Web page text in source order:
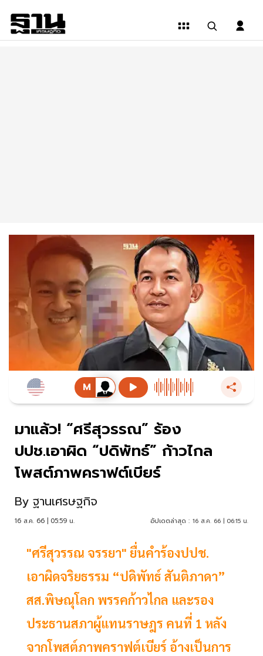
มาแล้ว! “ศรีสุวรรณ” ร้อง
ปปช.เอาผิด “ปดิพัทธ์” ก้าวไกล
โพสต์ภาพคราฟต์เบียร์
By ฐานเศรษฐกิจ
16 ส.ค. 66 | 05:59 น. อัปเดตล่าสุด : 16 ส.ค. 66 | 06:15 น.
"ศรีสุวรรณ จรรยา" ยื่นคำร้องปปช.
เอาผิดจริยธรรม “ปดิพัทธ์ สันติภาดา”
สส.พิษณุโลก พรรคก้าวไกล และรอง
ประธานสภาผู้แทนราษฎร คนที่ 1 หลัง
จากโพสต์ภาพคราฟต์เบียร์ อ้างเป็นการ